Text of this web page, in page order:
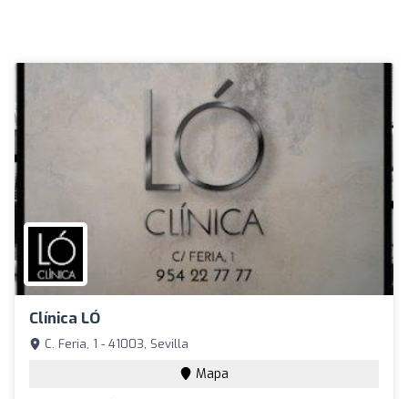
Clínica LÓ
C. Feria, 1 - 41003, Sevilla
Mapa